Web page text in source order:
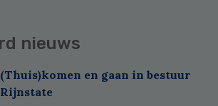
nieuws
(Thuis)komen en gaan in bestuur
Rijnstate